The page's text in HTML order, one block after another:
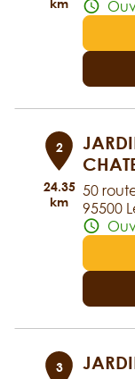
km
2
24.35
km
50
95500
3